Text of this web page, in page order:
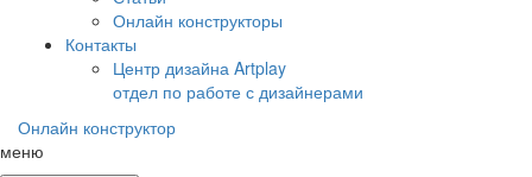
Онлайн конструкторы
Контакты
Центр дизайна Artplay
отдел по работе с дизайнерами
Онлайн конструктор
меню